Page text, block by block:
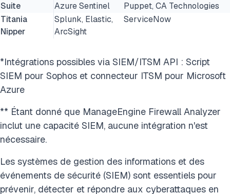
Suite
Azure Sentinel
Puppet, CA Technologies
Titania
Nipper
Splunk, Elastic,
ArcSight
ServiceNow
*Intégrations possibles via SIEM/ITSM API : Script
SIEM pour Sophos et connecteur ITSM pour Microsoft
Azure
** Étant donné que ManageEngine Firewall Analyzer
inclut une capacité SIEM, aucune intégration n'est
nécessaire.
Les systèmes de gestion des informations et des
événements de sécurité (SIEM) sont essentiels pour
prévenir, détecter et répondre aux cyberattaques en